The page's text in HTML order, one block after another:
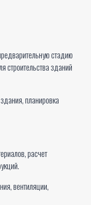
стадию
строительства зданий
планировка
расчет
вентиляции,